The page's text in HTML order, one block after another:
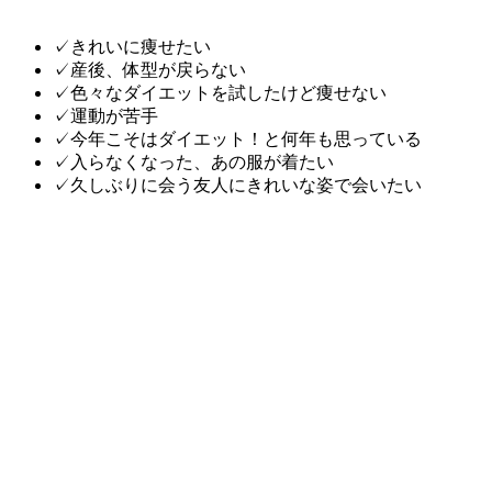
✓きれいに痩せたい
✓産後、体型が戻らない
✓色々なダイエットを試したけど痩せない
✓運動が苦手
✓今年こそはダイエット！と何年も思っている
✓入らなくなった、あの服が着たい
✓久しぶりに会う友人にきれいな姿で会いたい